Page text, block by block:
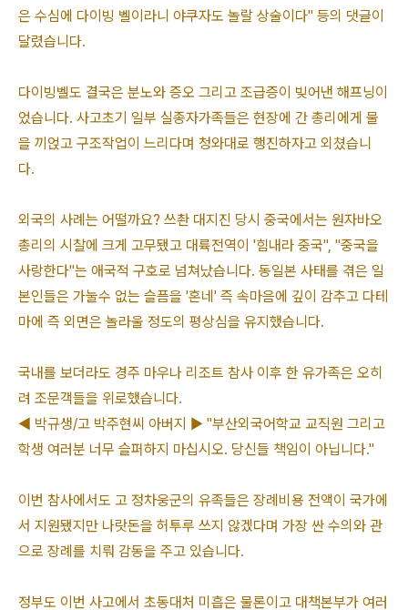
은 수심에 다이빙 벨이라니 야쿠자도 놀랄 상술이다" 등의 댓글이
달렸습니다.
다이빙벨도 결국은 분노와 증오 그리고 조급증이 빚어낸 해프닝이
었습니다. 사고초기 일부 실종자가족들은 현장에 간 총리에게 물
을 끼얹고 구조작업이 느리다며 청와대로 행진하자고 외쳤습니
다.
외국의 사례는 어떨까요? 쓰촨 대지진 당시 중국에서는 원자바오
총리의 시찰에 크게 고무됐고 대륙전역이 '힘내라 중국", "중국을
사랑한다"는 애국적 구호로 넘쳐났습니다. 동일본 사태를 겪은 일
본인들은 가눌수 없는 슬픔을 '혼네' 즉 속마음에 깊이 감추고 다테
마에 즉 외면은 놀라울 정도의 평상심을 유지했습니다.
국내를 보더라도 경주 마우나 리조트 참사 이후 한 유가족은 오히
려 조문객들을 위로했습니다.
◀ 박규생/고 박주현씨 아버지 ▶ "부산외국어학교 교직원 그리고
학생 여러분 너무 슬퍼하지 마십시오. 당신들 책임이 아닙니다."
이번 참사에서도 고 정차웅군의 유족들은 장례비용 전액이 국가에
서 지원됐지만 나랏돈을 허투루 쓰지 않겠다며 가장 싼 수의와 관
으로 장례를 치뤄 감동을 주고 있습니다.
정부도 이번 사고에서 초동대처 미흡은 물론이고 대책본부가 여러